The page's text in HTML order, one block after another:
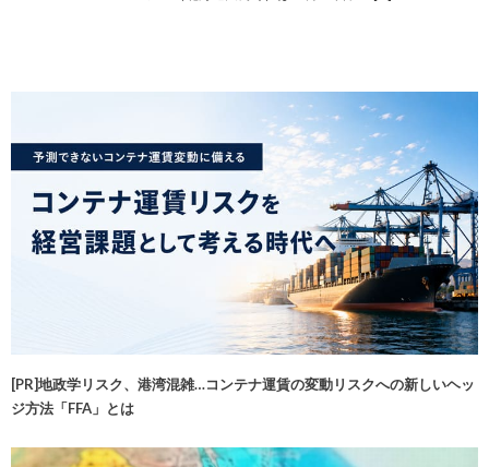
[PR]地政学リスク、港湾混雑…コンテナ運賃の変動リスクへの新しいヘッ
ジ方法「FFA」とは